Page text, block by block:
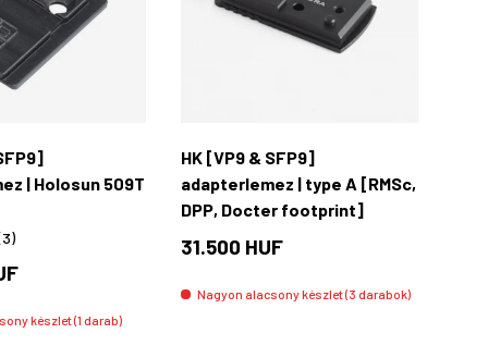
| Holosun 509T
készlet (1 darab)
HK [VP9 & SFP9]
adapterlemez | type A [RMSc,
DPP, Docter footprint]
31.500 HUF
Nagyon alacsony készlet (3 darabok)